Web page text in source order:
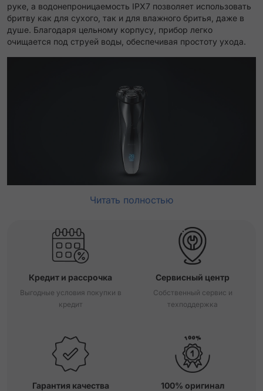
руке, а водонепроницаемость IPX7 позволяет использовать
бритву как для сухого, так и для влажного бритья, даже в
душе. Благодаря цельному корпусу, прибор легко
очищается под струей воды, обеспечивая простоту ухода.
Читать полностью
Кредит и рассрочка
Выгодные условия покупки в
кредит
Сервисный центр
Собственный сервис и
техподдержка
Гарантия качества 100% оригинал